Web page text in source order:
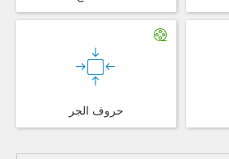
حروف الجر